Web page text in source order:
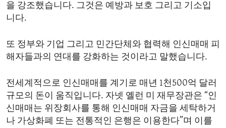
ENVIRONMENT AND HEALTH
을 강조했습니다. 그것은 예방과 보호 그리고 기소입
니다.
또 정부와 기업 그리고 민간단체와 협력해 인신매매 피
해자들과의 연대를 강화하는 것이라고 말했습니다.
전세계적으로 인신매매를 계기로 매년 1천500억 달러
규모의 돈이 움직입니다. 자넷 옐런 미 재무장관은 “인
신매매는 위장회사를 통해 인신매매 자금을 세탁하거
나 가상화폐 또는 전통적인 은행은 이용한다”며 이를